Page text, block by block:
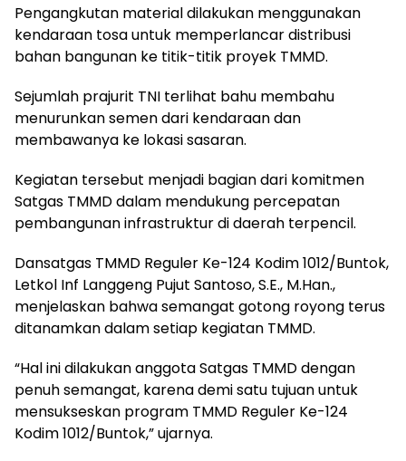
Pengangkutan material dilakukan menggunakan
kendaraan tosa untuk memperlancar distribusi
bahan bangunan ke titik-titik proyek TMMD.
Sejumlah prajurit TNI terlihat bahu membahu
menurunkan semen dari kendaraan dan
membawanya ke lokasi sasaran.
Kegiatan tersebut menjadi bagian dari komitmen
Satgas TMMD dalam mendukung percepatan
pembangunan infrastruktur di daerah terpencil.
Dansatgas TMMD Reguler Ke-124 Kodim 1012/Buntok,
Letkol Inf Langgeng Pujut Santoso, S.E., M.Han.,
menjelaskan bahwa semangat gotong royong terus
ditanamkan dalam setiap kegiatan TMMD.
“Hal ini dilakukan anggota Satgas TMMD dengan
penuh semangat, karena demi satu tujuan untuk
mensukseskan program TMMD Reguler Ke-124
Kodim 1012/Buntok,” ujarnya.